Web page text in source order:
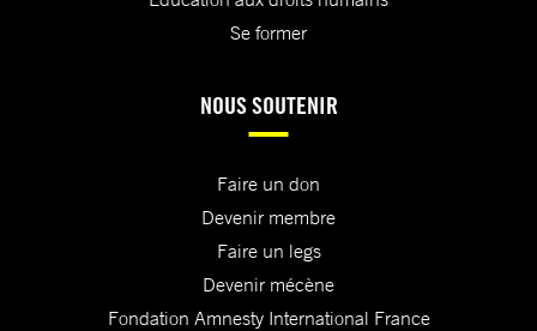
Se former
NOUS SOUTENIR
Faire un don
Devenir membre
Faire un legs
Devenir mécène
Fondation Amnesty International France